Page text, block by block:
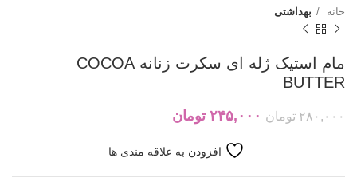
خانه بهداشتی
مام استیک ژله ای سکرت زنانه COCOA
BUTTER
۲۸۰,۰۰۰ تومان ۲۴۵,۰۰۰ تومان
افزودن به علاقه مندی ها